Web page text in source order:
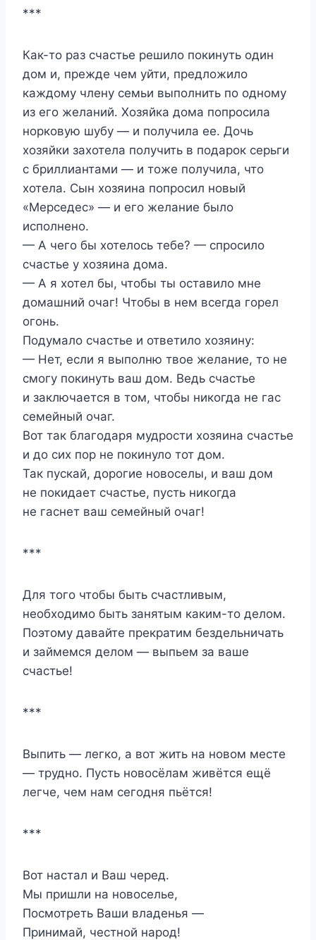
***
Как-то раз счастье решило покинуть один
дом и, прежде чем уйти, предложило
каждому члену семьи выполнить по одному
из его желаний. Хозяйка дома попросила
норковую шубу — и получила ее. Дочь
хозяйки захотела получить в подарок серьги
с бриллиантами — и тоже получила, что
хотела. Сын хозяина попросил новый
«Мерседес» — и его желание было
исполнено.
— А чего бы хотелось тебе? — спросило
счастье у хозяина дома.
— А я хотел бы, чтобы ты оставило мне
домашний очаг! Чтобы в нем всегда горел
огонь.
Подумало счастье и ответило хозяину:
— Нет, если я выполню твое желание, то не
смогу покинуть ваш дом. Ведь счастье
и заключается в том, чтобы никогда не гас
семейный очаг.
Вот так благодаря мудрости хозяина счастье
и до сих пор не покинуло тот дом.
Так пускай, дорогие новоселы, и ваш дом
не покидает счастье, пусть никогда
не гаснет ваш семейный очаг!
***
Для того чтобы быть счастливым,
необходимо быть занятым каким-то делом.
Поэтому давайте прекратим бездельничать
и займемся делом — выпьем за ваше
счастье!
***
Выпить — легко, а вот жить на новом месте
— трудно. Пусть новосёлам живётся ещё
легче, чем нам сегодня пьётся!
***
Вот настал и Ваш черед.
Мы пришли на новоселье,
Посмотреть Ваши владенья —
Принимай, честной народ!